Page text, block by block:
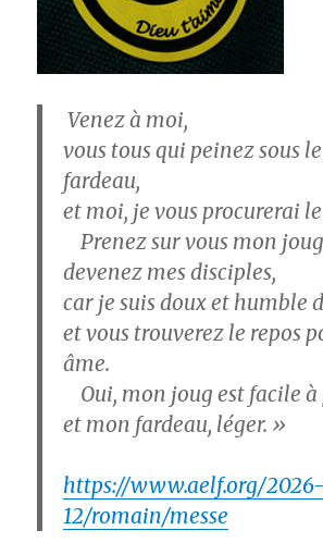
Venez à moi,
vous tous qui peinez sous
fardeau,
et moi, je vous procurerai
Prenez sur vous mon
devenez mes disciples,
car je suis doux et humble
et vous trouverez le repos
âme.
Oui, mon joug est facile à
et mon fardeau, léger. »
https://www.aelf.org/
12/romain/messe